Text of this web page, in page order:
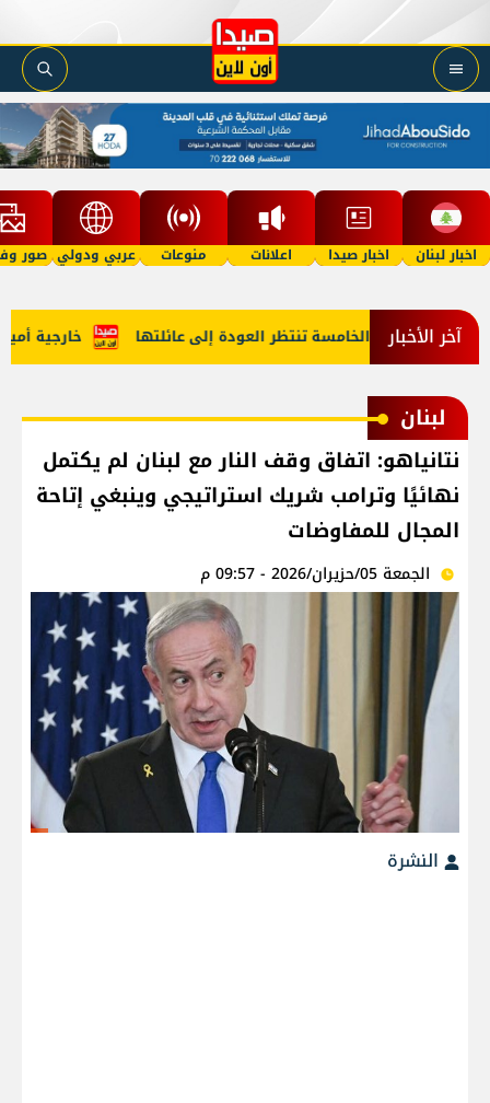
اخبار لبنان اخبار صيدا اعلانات منوعات عربي ودولي صور
آخر الأخبار خارجية طفلة في الخامسة تنتظر العودة إلى عائلتها
لبنان
نتانياهو: اتفاق وقف النار مع لبنان لم يكتمل
نهائيًا وترامب شريك استراتيجي وينبغي إتاحة
المجال للمفاوضات
الجمعة 05/حزيران/2026 - 09:57 م
النشرة